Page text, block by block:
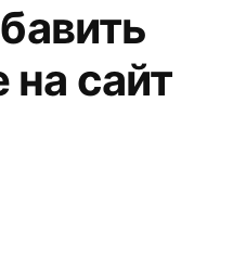
сайт